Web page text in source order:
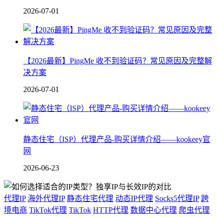
2026-07-01
【2026最新】PingMe 收不到验证码？常见原因及完整解
决方案
2026-07-01
静态住宅（ISP）代理产品-购买详情介绍——kookeey官
网
2026-06-23
代理IP 海外代理IP 静态住宅代理 动态IP代理 Socks5代理IP 跨
境电商 TikTok代理 TikTok HTTP代理 数据中心代理 爬虫代理